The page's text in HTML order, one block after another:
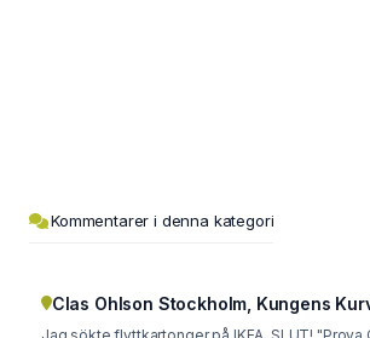
Kommentarer i denna kategori
Clas Ohlson Stockholm, Kungens
Jag sökte flyttkartonger på IKEA. SLUT! "Prova